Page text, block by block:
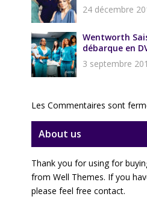
24 décembre
Wentworth
débarque en
3 septembre
Les Commentaires sont
About us
Thank you for using for
from Well Themes. If you
please feel free contact.